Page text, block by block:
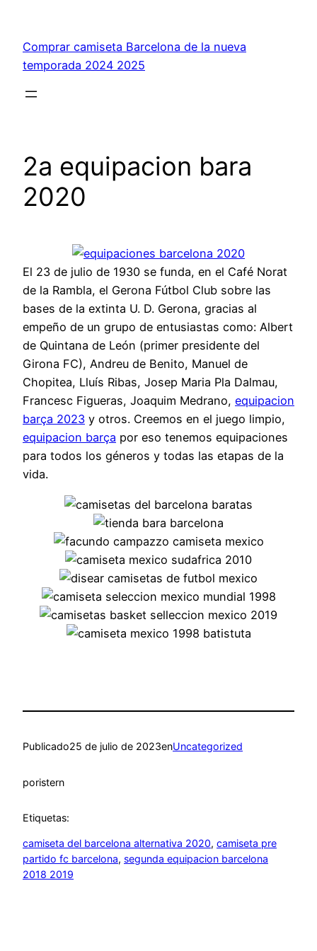
contenido
Comprar camiseta Barcelona de la nueva
temporada 2024 2025
2a equipacion bara
2020
El 23 de julio de 1930 se funda, en el Café Norat
de la Rambla, el Gerona Fútbol Club sobre las
bases de la extinta U. D. Gerona, gracias al
empeño de un grupo de entusiastas como: Albert
de Quintana de León (primer presidente del
Girona FC), Andreu de Benito, Manuel de
Chopitea, Lluís Ribas, Josep Maria Pla Dalmau,
Francesc Figueras, Joaquim Medrano, equipacion
barça 2023 y otros. Creemos en el juego limpio,
equipacion barça por eso tenemos equipaciones
para todos los géneros y todas las etapas de la
vida.
Publicado25 de julio de 2023enUncategorized
poristern
Etiquetas:
camiseta del barcelona alternativa 2020, camiseta pre
partido fc barcelona, segunda equipacion barcelona
2018 2019